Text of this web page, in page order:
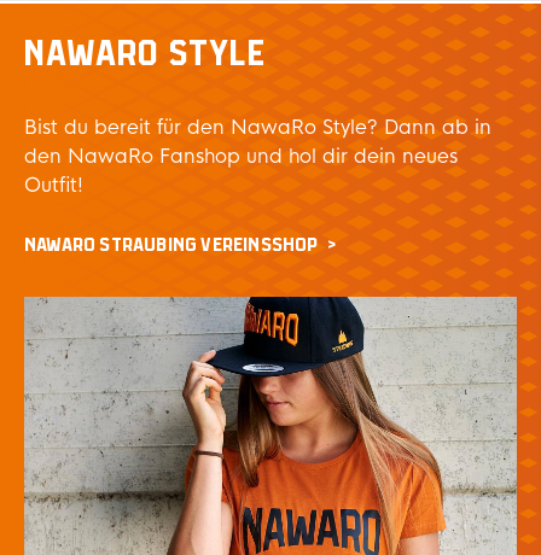
NAWARO STYLE
Bist du bereit für den NawaRo Style? Dann ab in
den NawaRo Fanshop und hol dir dein neues
Outfit!
NAWARO STRAUBING VEREINSSHOP